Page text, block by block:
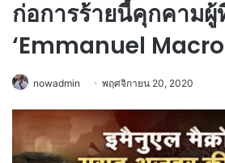
ก่อการร้ายนี้คุกคาม
‘Emmanuel
nowadmin พฤศจิกายน 20, 2020